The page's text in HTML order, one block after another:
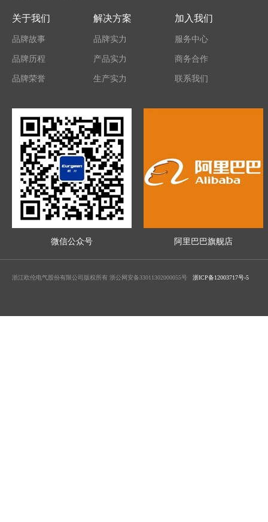
关于我们
品牌故事
品牌历程
品牌荣誉
解决方案
品牌实力
产品实力
生产实力
加入我们
服务中心
商务合作
联系我们
微信公众号 阿里巴巴旗舰店
浙江欧伦电气股份有限公司版权所有 浙公网安备33011302000055号 浙ICP备12003717号-5